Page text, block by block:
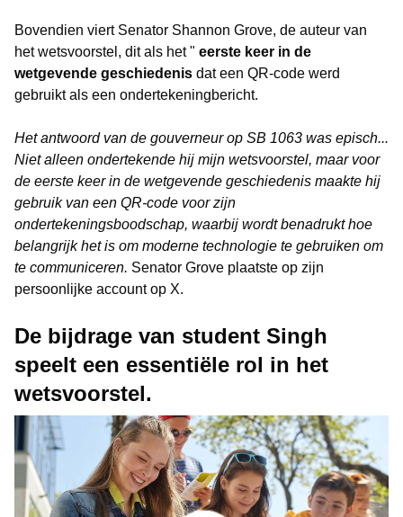
Bovendien viert Senator Shannon Grove, de auteur van
het wetsvoorstel, dit als het " eerste keer in de
wetgevende geschiedenis dat een QR-code werd
gebruikt als een ondertekeningbericht.
Het antwoord van de gouverneur op SB 1063 was episch...
Niet alleen ondertekende hij mijn wetsvoorstel, maar voor
de eerste keer in de wetgevende geschiedenis maakte hij
gebruik van een QR-code voor zijn
ondertekeningsboodschap, waarbij wordt benadrukt hoe
belangrijk het is om moderne technologie te gebruiken om
te communiceren. Senator Grove plaatste op zijn
persoonlijke account op X.
De bijdrage van student Singh
speelt een essentiële rol in het
wetsvoorstel.